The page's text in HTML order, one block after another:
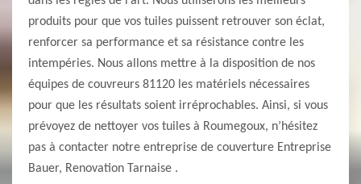
produits pour que vos tuiles puissent retrouver son éclat,
renforcer sa performance et sa résistance contre les
intempéries. Nous allons mettre à la disposition de nos
équipes de couvreurs 81120 les matériels nécessaires
pour que les résultats soient irréprochables. Ainsi, si vous
prévoyez de nettoyer vos tuiles à Roumegoux, n’hésitez
pas à contacter notre entreprise de couverture Entreprise
Bauer, Renovation Tarnaise .